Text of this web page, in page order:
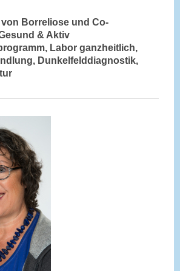
Borreliose und Co-
& Aktiv
Labor ganzheitlich,
Dunkelfelddiagnostik,